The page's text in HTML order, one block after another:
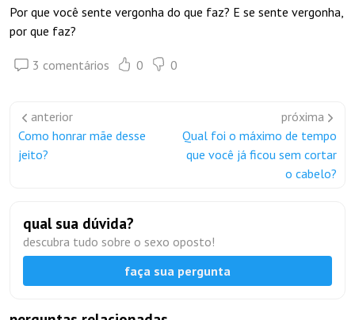
Por que você sente vergonha do que faz? E se sente vergonha,
por que faz?
3 comentários 0 0
anterior
Como honrar mãe desse
jeito?
próxima
Qual foi o máximo de tempo
que você já ficou sem cortar
o cabelo?
qual sua dúvida?
descubra tudo sobre o sexo oposto!
faça sua pergunta